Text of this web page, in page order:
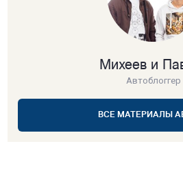
Михеев и
Автоблоггер
ВСЕ МАТЕРИАЛЫ